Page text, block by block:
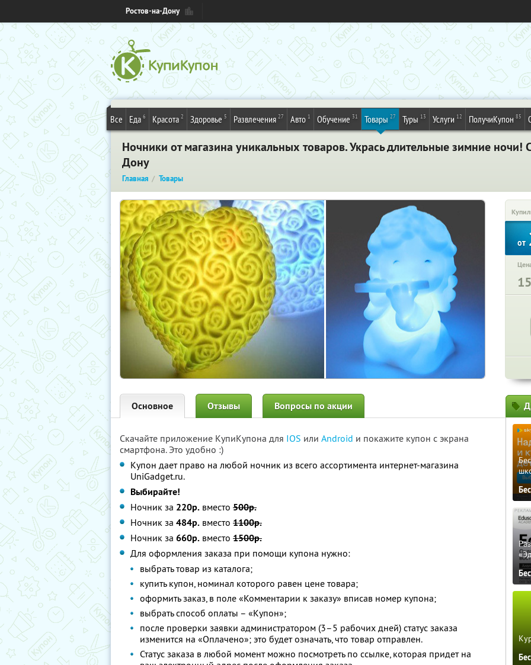
Ростов-на-Дону
Все Еда 6 Красота 2 Здоровье 5 Развлечения 27 Авто 1 Обучение 31 Товары 27 Туры 13 Услуги 12 ПолучиКупон 85
Ночники от магазина уникальных товаров. Укрась длительные зимние ночи!
Дону
Главная Товары
от
Основное Отзывы Вопросы по акции
Скачайте приложение КупиКупона для IOS или Android и покажите купон с экрана
смартфона. Это удобно :)
Купон дает право на любой ночник из всего ассортимента интернет-магазина
UniGadget.ru.
Выбирайте!
Ночник за 220р. вместо 500р.
Ночник за 484р. вместо 1100р.
Ночник за 660р. вместо 1500р.
Для оформления заказа при помощи купона нужно:
выбрать товар из каталога;
купить купон, номинал которого равен цене товара;
оформить заказ, в поле «Комментарии к заказу» вписав номер купона;
выбрать способ оплаты – «Купон»;
после проверки заявки администратором (3–5 рабочих дней) статус заказа
изменится на «Оплачено»; это будет означать, что товар отправлен.
Статус заказа в любой момент можно посмотреть по ссылке, которая придет на